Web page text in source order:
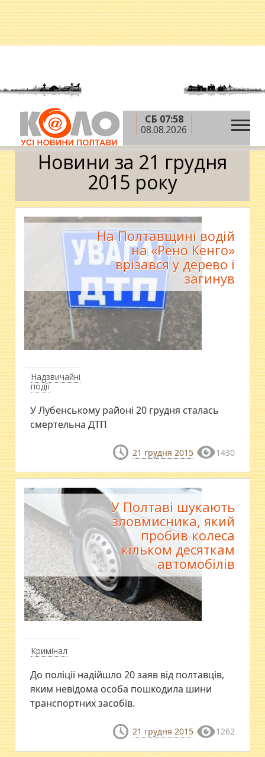
СБ 07:58
08.08.2026
Головна » 2015 рік » грудень »21 грудня
Календар
Новини за 21 грудня
2015 року
Надзвичайні
події
На Полтавщині водій
на «Рено Кенго»
врізався у дерево і
загинув
У Лубенському районі 20 грудня сталась
смертельна ДТП
21 грудня 2015 1430
Кримінал
У Полтаві шукають
зловмисника, який
пробив колеса
кільком десяткам
автомобілів
До поліції надійшло 20 заяв від полтавців,
яким невідома особа пошкодила шини
транспортних засобів.
21 грудня 2015 1262